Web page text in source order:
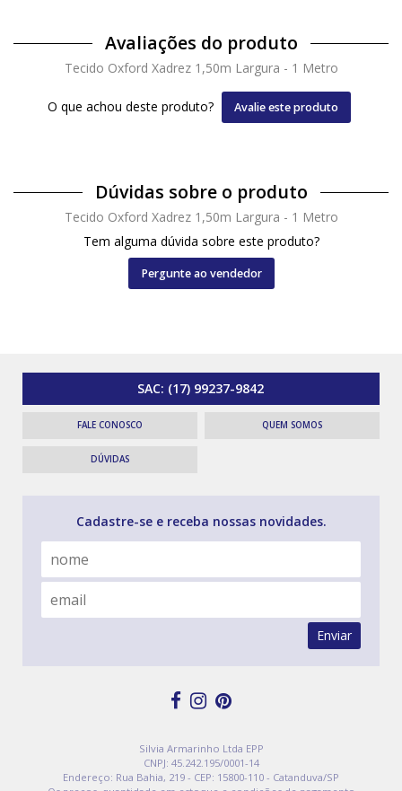
Avaliações do produto
Tecido Oxford Xadrez 1,50m Largura - 1 Metro
O que achou deste produto? Avalie este produto
Dúvidas sobre o produto
Tecido Oxford Xadrez 1,50m Largura - 1 Metro
Tem alguma dúvida sobre este produto?
Pergunte ao vendedor
SAC: (17) 99237-9842
FALE CONOSCO QUEM SOMOS
DÚVIDAS
Cadastre-se e receba nossas novidades.
Enviar
Silvia Armarinho Ltda EPP
CNPJ: 45.242.195/0001-14
Endereço: Rua Bahia, 219 - CEP: 15800-110 - Catanduva/SP